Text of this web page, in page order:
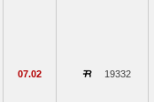
07.02 19332